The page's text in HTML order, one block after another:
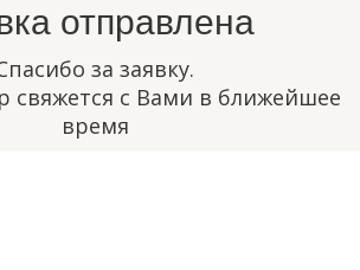
отправлена
за заявку.
свяжется с Вами в ближейшее
время